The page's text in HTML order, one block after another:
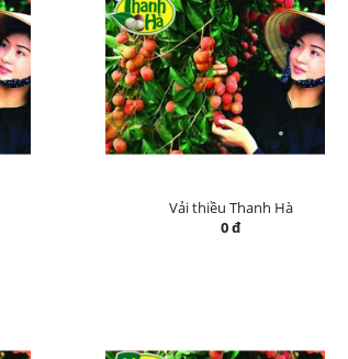
Vải thiều Thanh Hà
0 đ